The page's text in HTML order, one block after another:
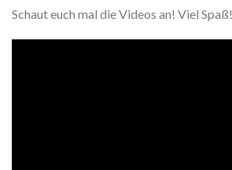
Schaut euch mal die Videos an! Viel Spaß!